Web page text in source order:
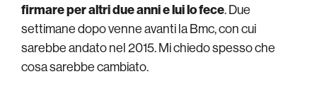
firmare per altri due anni e lui lo fece. Due
settimane dopo venne avanti la Bmc, con cui
sarebbe andato nel 2015. Mi chiedo spesso che
cosa sarebbe cambiato.